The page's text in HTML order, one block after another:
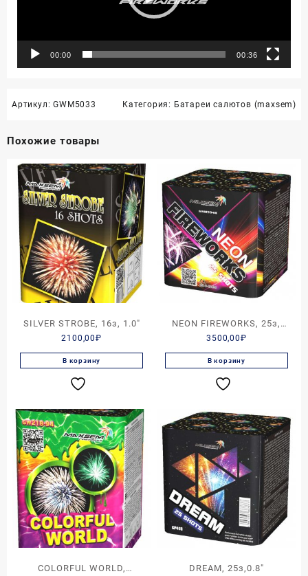
00:00 00:36
Артикул:GWM5033 Категория: Батареи салютов (maxsem)
Похожие товары
SILVER STROBE, 16з, 1.0″
2100,00₽
В корзину
NEON FIREWORKS, 25з,
1.0″
3500,00₽
В корзину
COLORFUL WORLD, DREAM, 25з,0.8″